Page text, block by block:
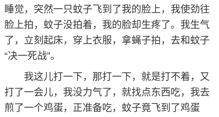
睡觉，突然一只蚊子飞到了我的脸上，我使劲往
脸上拍，蚊子没拍着，我的脸却生疼了。我生气
了，立刻起床，穿上衣服，拿蝇子拍，去和蚊子
“决一死战”。
我这儿打一下，那打一下，就是打不着，又
打了一会儿，我没力气了，就找点东西吃，我去
煎了一个鸡蛋，正准备吃，蚊子竟飞到了鸡蛋